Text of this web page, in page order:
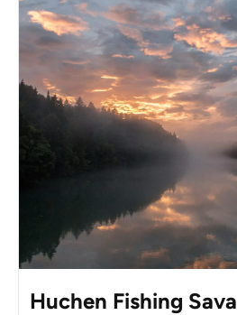
Huchen Fishing Sava